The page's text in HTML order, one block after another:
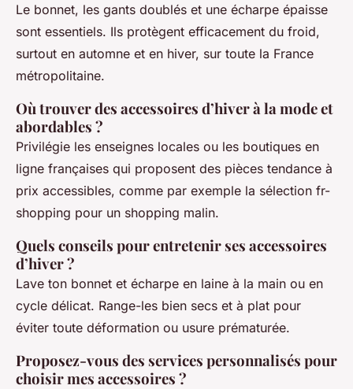
Le bonnet, les gants doublés et une écharpe épaisse
sont essentiels. Ils protègent efficacement du froid,
surtout en automne et en hiver, sur toute la France
métropolitaine.
Où trouver des accessoires d’hiver à la mode et
abordables ?
Privilégie les enseignes locales ou les boutiques en
ligne françaises qui proposent des pièces tendance à
prix accessibles, comme par exemple la sélection fr-
shopping pour un shopping malin.
Quels conseils pour entretenir ses accessoires
d’hiver ?
Lave ton bonnet et écharpe en laine à la main ou en
cycle délicat. Range-les bien secs et à plat pour
éviter toute déformation ou usure prématurée.
Proposez-vous des services personnalisés pour
choisir mes accessoires ?